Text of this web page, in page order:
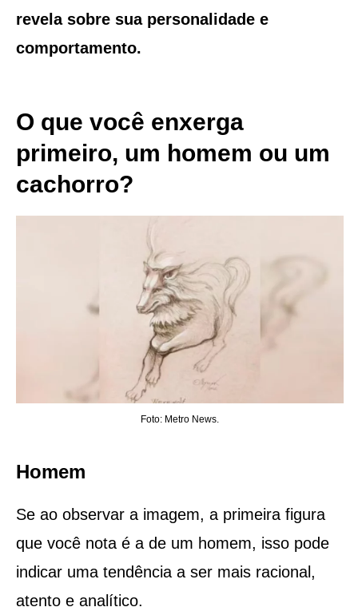
revela sobre sua personalidade e
comportamento.
O que você enxerga
primeiro, um homem ou um
cachorro?
Foto: Metro News.
Homem
Se ao observar a imagem, a primeira figura
que você nota é a de um homem, isso pode
indicar uma tendência a ser mais racional,
atento e analítico.